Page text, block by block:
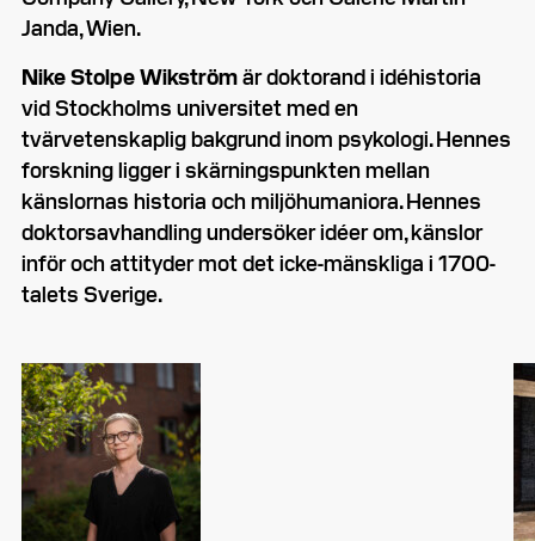
Janda, Wien.
Nike Stolpe Wikströmär doktorand i idéhistoria
vid Stockholms universitet med en
tvärvetenskaplig bakgrund inom psykologi. Hennes
forskning ligger i skärningspunkten mellan
känslornas historia och miljöhumaniora. Hennes
doktorsavhandling undersöker idéer om, känslor
inför och attityder mot det icke-mänskliga i 1700-
talets Sverige.